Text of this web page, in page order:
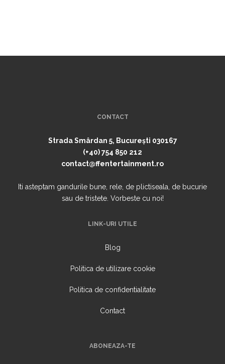
CONTACT
Strada Smârdan 5, București 030167
(+40) 754 850 212
contact@ffentertainment.ro
Iti asteptam gandurile bune, rele, de plictiseala, de bucurie
sau de tristete. Vorbeste cu noi!
LINK-URI UTILE
Blog
Politica de utilizare cookie
Politica de confidentialitate
Contact
ABONEAZA-TE